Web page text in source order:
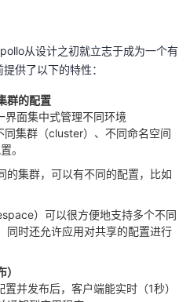
从设计之初就立志于成为一个有
供了以下的特性：
群的配置
界面集中式管理不同环境
同集群（cluster）、不同命名空间
。
的集群，可以有不同的配置，比如
）可以很方便地支持多个不同
同时还允许应用对共享的配置进行
并发布后，客户端能实时（1秒）